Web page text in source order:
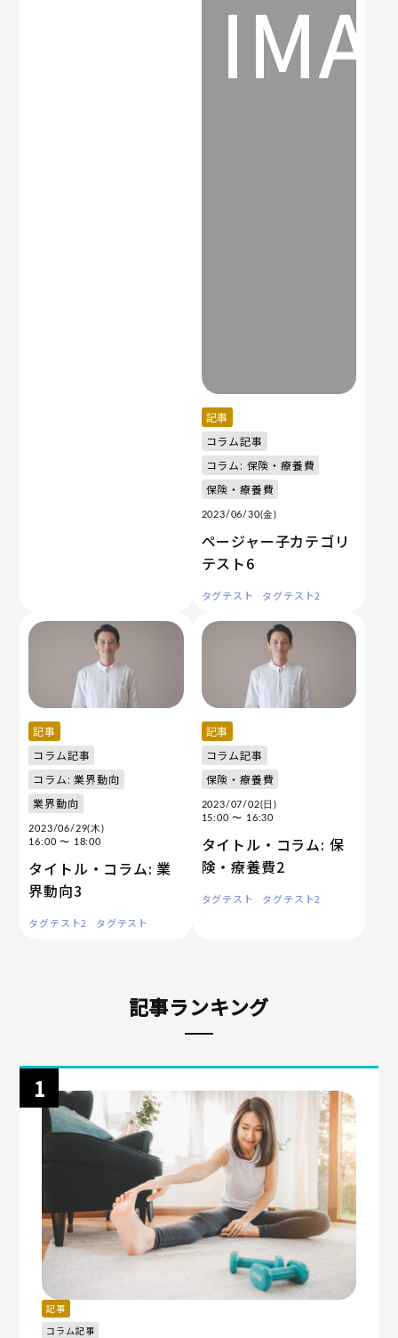
記事
コラム記事
コラム: 保険・療養費
保険・療養費
2023/06/30(金)
ページャー子カテゴリ
テスト6
タグテスト タグテスト2
記事
コラム記事
コラム: 業界動向
業界動向
2023/06/29(木)
16:00〜 18:00
タイトル・コラム: 業
界動向3
タグテスト2 タグテスト
記事
コラム記事
保険・療養費
2023/07/02(日)
15:00〜 16:30
タイトル・コラム: 保
険・療養費2
タグテスト タグテスト2
記事ランキング
記事
コラム記事